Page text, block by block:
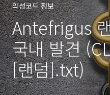
악성코드 정보
Antefrigus
국내 발견
[랜덤].txt)